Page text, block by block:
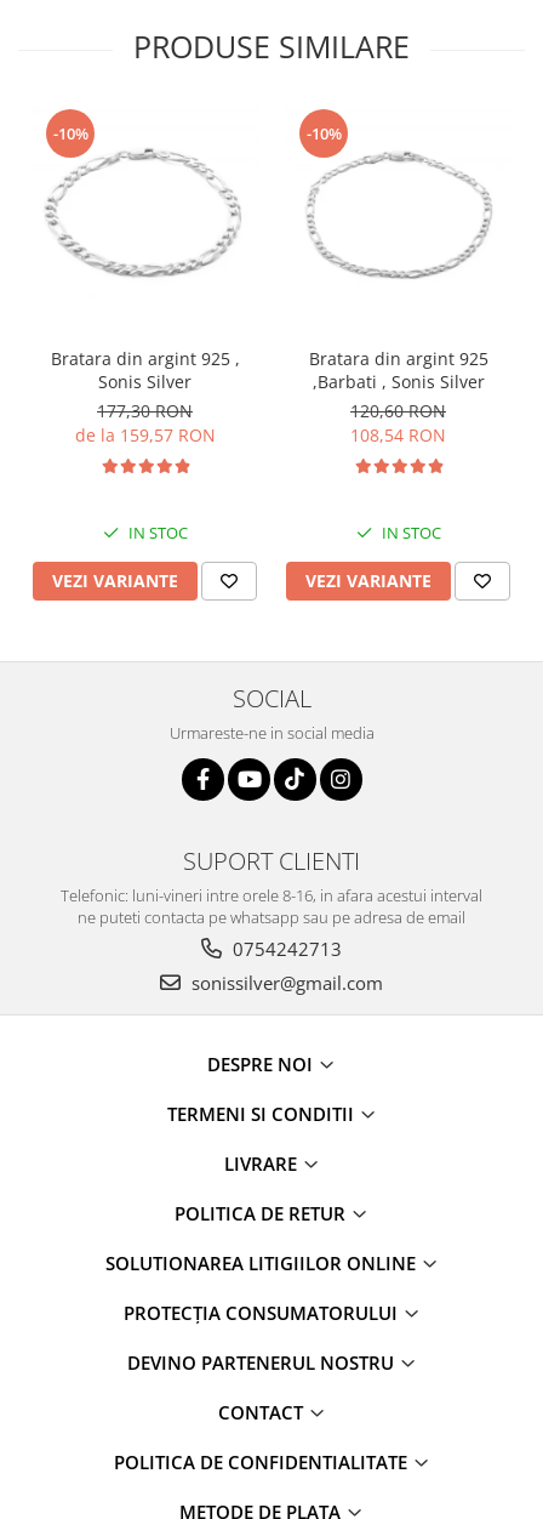
PRODUSE SIMILARE
-10%
Bratara din argint 925 ,
Sonis Silver
177,30 RON
de la 159,57 RON
IN STOC
VEZI VARIANTE
-10%
Bratara din argint 925
,Barbati , Sonis Silver
120,60 RON
108,54 RON
IN STOC
VEZI VARIANTE
SOCIAL
Urmareste-ne in social media
SUPORT CLIENTI
Telefonic: luni-vineri intre orele 8-16, in afara acestui interval
ne puteti contacta pe whatsapp sau pe adresa de email
0754242713
sonissilver@gmail.com
DESPRE NOI
TERMENI SI CONDITII
LIVRARE
POLITICA DE RETUR
SOLUTIONAREA LITIGIILOR ONLINE
PROTECȚIA CONSUMATORULUI
DEVINO PARTENERUL NOSTRU
CONTACT
POLITICA DE CONFIDENTIALITATE
METODE DE PLATA